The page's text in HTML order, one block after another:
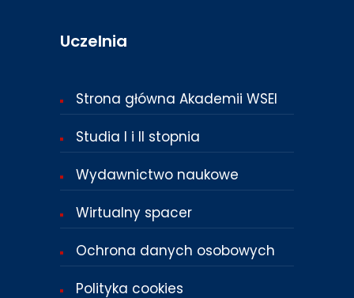
Uczelnia
Strona główna Akademii WSEI
Studia I i II stopnia
Wydawnictwo naukowe
Wirtualny spacer
Ochrona danych osobowych
Polityka cookies